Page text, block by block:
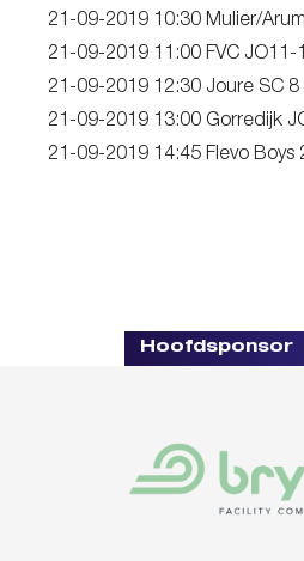
21-09-2019 10:30 Mulier/
21-09-2019 11:00 FVC JO11-
21-09-2019 12:30 Joure SC 8
21-09-2019 13:00 Gorredijk
21-09-2019 14:45 Flevo Boys
Hoofdsponsor